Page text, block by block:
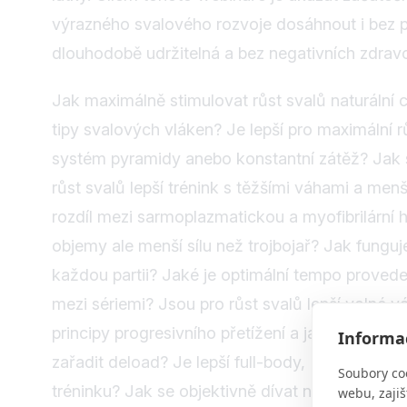
Soubory
webu,
výrazného svalového rozvoje dosáhnout i bez
dlouhodobě udržitelná a bez negativních
Jak maximálně stimulovat růst svalů naturální
tipy svalových vláken? Je lepší pro maximální
systém pyramidy anebo konstantní zátěž?
růst svalů lepší trénink s těžšími váhami a
rozdíl mezi sarmoplazmatickou a myofibrilární
objemy ale menší sílu než trojbojař? Jak
každou partii? Jaké je optimální tempo
mezi sériemi? Jsou pro růst svalů lepší volné
principy progresivního přetížení a jaké máme
zařadit deload? Je lepší full-body, PPL anebo
tréninku? Jak se objektivně dívat na